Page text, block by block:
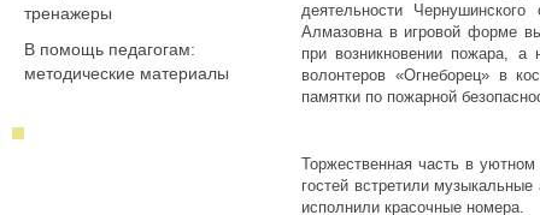
тренажеры
В помощь педагогам:
методические материалы
деятельности
Алмазовна в игровой форме
при возникновении пожара,
волонтеров «Огнеборец» в
памятки по пожарной
Торжественная часть в
гостей встретили
исполнили красочные номера.